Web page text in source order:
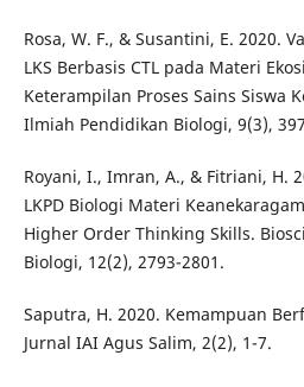
Rosa, W. F., & Susantini, E. 2020.
LKS Berbasis CTL pada Materi
Keterampilan Proses Sains Siswa
Ilmiah Pendidikan Biologi, 9(3),
Royani, I., Imran, A., & Fitriani, H.
LKPD Biologi Materi
Higher Order Thinking Skills.
Biologi, 12(2), 2793-2801.
Saputra, H. 2020. Kemampuan
Jurnal IAI Agus Salim, 2(2), 1-7.